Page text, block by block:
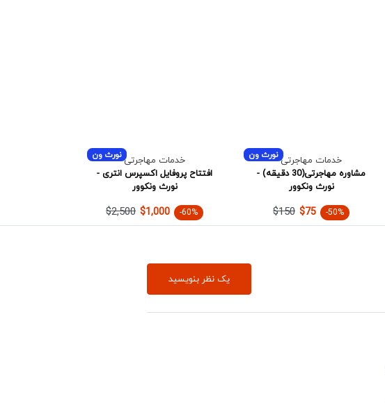
نورث ونخدمات مهاجرتی
مشاوره مهاجرتی(30 دقیقه) -
نورث ونکوور
$150 $75 -50%
نورث ونخدمات مهاجرتی
افتتاح پروفایل اکسپرس انتری -
نورث ونکوور
$2,500 $1,000 -60%
یک نظر بنویسید